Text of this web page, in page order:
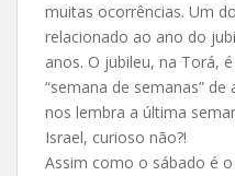
muitas ocorrências. Um
relacionado ao ano do
anos. O jubileu, na Torá,
“semana de semanas”
nos lembra a última
Israel, curioso não?!
Assim como o sábado é